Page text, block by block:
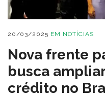
20/03/2025 EM NOTÍCIAS
Nova frente
busca
crédito no